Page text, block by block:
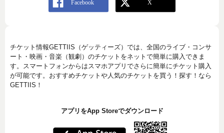
チケット情報GETTIIS（ゲッティーズ）では、全国のライブ・コンサ
ート・映画・音楽（観劇）のチケットをネットで簡単に購入できま
す。スマートフォンからはスマホアプリでさらに簡単にチケット購入
が可能です。おすすめチケットや人気のチケットを買う！探す！なら
GETTIIS！
アプリをApp Storeでダウンロード